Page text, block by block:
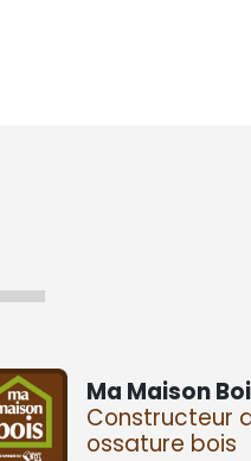
Ma Maison
Constructeur
ossature bois